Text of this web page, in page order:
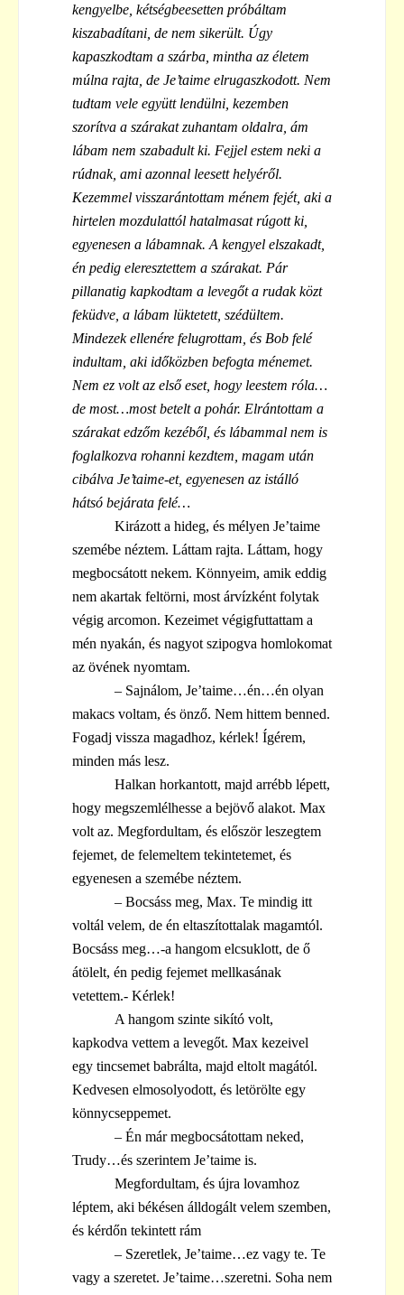
kengyelbe, kétségbeesetten próbáltam
kiszabadítani, de nem sikerült. Úgy
kapaszkodtam a szárba, mintha az életem
múlna rajta, de Je’taime elrugaszkodott. Nem
tudtam vele együtt lendülni, kezemben
szorítva a szárakat zuhantam oldalra, ám
lábam nem szabadult ki. Fejjel estem neki a
rúdnak, ami azonnal leesett helyéről.
Kezemmel visszarántottam ménem fejét, aki a
hirtelen mozdulattól hatalmasat rúgott ki,
egyenesen a lábamnak. A kengyel elszakadt,
én pedig eleresztettem a szárakat. Pár
pillanatig kapkodtam a levegőt a rudak közt
feküdve, a lábam lüktetett, szédültem.
Mindezek ellenére felugrottam, és Bob felé
indultam, aki időközben befogta ménemet.
Nem ez volt az első eset, hogy leestem róla…
de most…most betelt a pohár. Elrántottam a
szárakat edzőm kezéből, és lábammal nem is
foglalkozva rohanni kezdtem, magam után
cibálva Je’taime-et, egyenesen az istálló
hátsó bejárata felé…
Kirázott a hideg, és mélyen Je’taime
szemébe néztem. Láttam rajta. Láttam, hogy
megbocsátott nekem. Könnyeim, amik eddig
nem akartak feltörni, most árvízként folytak
végig arcomon. Kezeimet végigfuttattam a
mén nyakán, és nagyot szipogva homlokomat
az övének nyomtam.
– Sajnálom, Je’taime…én…én olyan
makacs voltam, és önző. Nem hittem benned.
Fogadj vissza magadhoz, kérlek! Ígérem,
minden más lesz.
Halkan horkantott, majd arrébb lépett,
hogy megszemlélhesse a bejövő alakot. Max
volt az. Megfordultam, és először leszegtem
fejemet, de felemeltem tekintetemet, és
egyenesen a szemébe néztem.
– Bocsáss meg, Max. Te mindig itt
voltál velem, de én eltaszítottalak magamtól.
Bocsáss meg…-a hangom elcsuklott, de ő
átölelt, én pedig fejemet mellkasának
vetettem.- Kérlek!
A hangom szinte sikító volt,
kapkodva vettem a levegőt. Max kezeivel
egy tincsemet babrálta, majd eltolt magától.
Kedvesen elmosolyodott, és letörölte egy
könnycseppemet.
– Én már megbocsátottam neked,
Trudy…és szerintem Je’taime is.
Megfordultam, és újra lovamhoz
léptem, aki békésen álldogált velem szemben,
és kérdőn tekintett rám
– Szeretlek, Je’taime…ez vagy te. Te
vagy a szeretet. Je’taime…szeretni. Soha nem